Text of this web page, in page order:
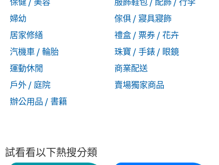
婦幼
傢俱 / 寢具寢飾
居家修繕
汽機車 / 輪胎
運動休閒
戶外 / 庭院
辦公用品 / 書籍
禮盒 / 票券 / 花卉
珠寶 / 手錶 / 眼鏡
商業配送
賣場獨家商品
試看看以下熱搜分類